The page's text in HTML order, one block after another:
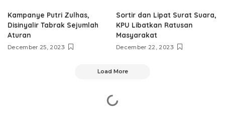
Kampanye Putri Zulhas,
Disinyalir Tabrak Sejumlah
Aturan
December 25, 2023
Sortir dan Lipat Surat Suara,
KPU Libatkan Ratusan
Masyarakat
December 22, 2023
Load More